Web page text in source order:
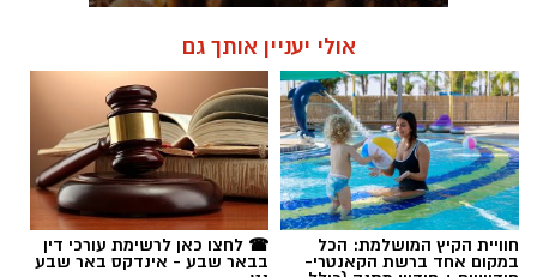
אולי יעניין אותך גם
חוויית הקיץ המושלמת: הכל
במקום אחד ברשת הקאנטרי-
☎ לחצו כאן לרשימת עורכי דין
בבאר שבע - אינדקס באר שבע